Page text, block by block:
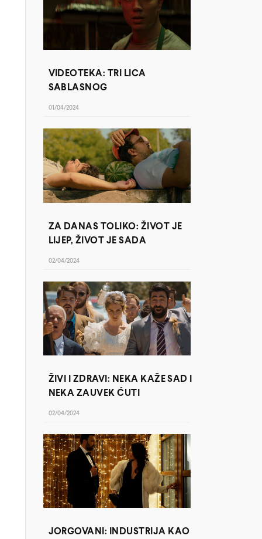
VIDEOTEKA: TRI LICA
SABLASNOG
01/04/2024
ZA DANAS TOLIKO: ŽIVOT JE
LIJEP, ŽIVOT JE SADA
02/04/2024
ŽIVI I ZDRAVI: NEKA KAŽE SAD I
NEKA ZAUVEK ĆUTI
02/04/2024
JORGOVANI: INDUSTRIJA KAO